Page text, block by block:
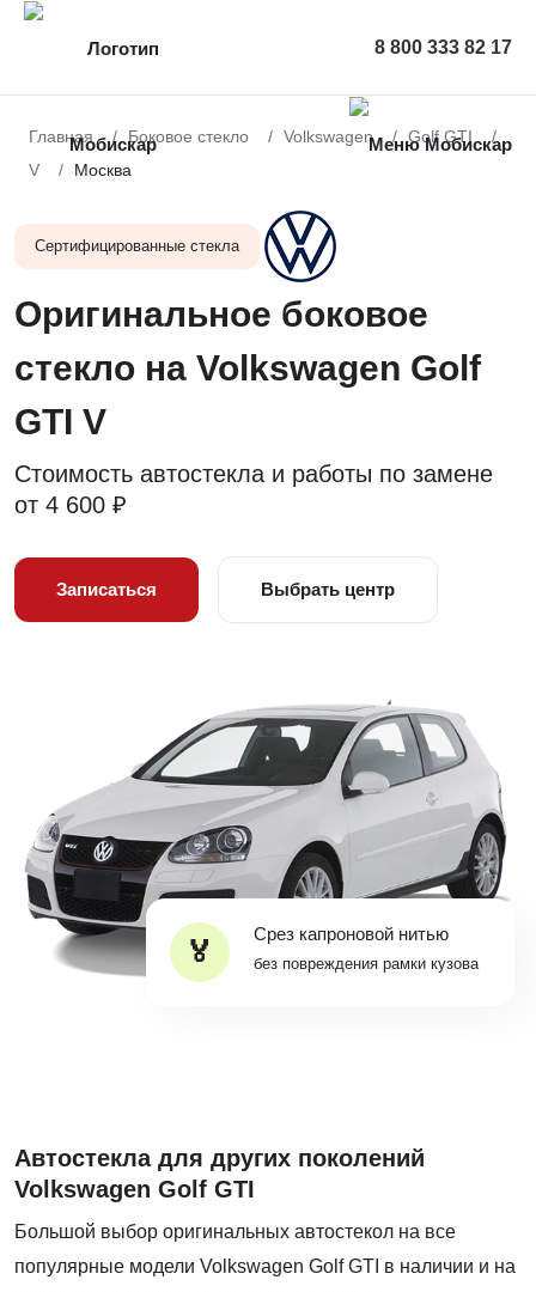
8 800 333 82 17
Главная Боковое стекло Volkswagen
Golf GTI
V
Москва
Сертифицированные стекла
Оригинальное боковое
стекло на Volkswagen Golf
GTI V
Стоимость автостекла и работы по замене
от 4 600 ₽
Записаться Выбрать центр
Срез капроновой нитью
без повреждения рамки кузова
Автостекла для других поколений
Volkswagen Golf GTI
Большой выбор оригинальных автостекол на все
популярные модели Volkswagen Golf GTI в наличии и на